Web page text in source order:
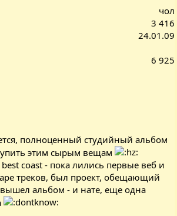
чол
3 416
24.01.09
6 925
полноценный студийный альбом
этим сырым вещам
coast - пока лились первые веб и
треков, был проект, обещающий
вышел альбом - и нате, еще одна